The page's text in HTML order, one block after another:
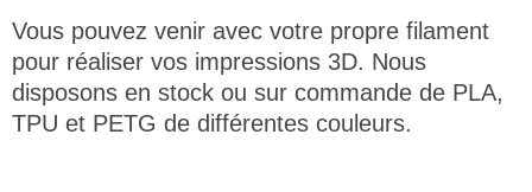
Vous pouvez venir avec votre propre filament
pour réaliser vos impressions 3D. Nous
disposons en stock ou sur commande de PLA,
TPU et PETG de différentes couleurs.